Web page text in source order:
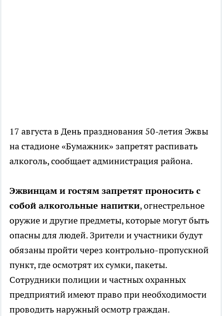
17 августа в День празднования 50-летия Эжвы
на стадионе «Бумажник» запретят распивать
алкоголь, сообщает администрация района.
Эжвинцам и гостям запретят проносить с
собой алкогольные напитки, огнестрельное
оружие и другие предметы, которые могут быть
опасны для людей. Зрители и участники будут
обязаны пройти через контрольно-пропускной
пункт, где осмотрят их сумки, пакеты.
Сотрудники полиции и частных охранных
предприятий имеют право при необходимости
проводить наружный осмотр граждан.